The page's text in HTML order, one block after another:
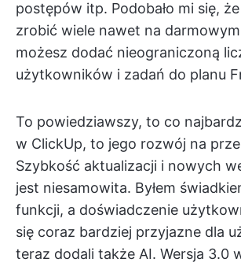
postępów itp. Podobało mi się, że
zrobić wiele nawet na
możesz dodać nieograniczoną
użytkowników i zadań do planu
To powiedziawszy, to co
w ClickUp, to jego rozwój na
Szybkość aktualizacji i nowych
jest niesamowita. Byłem
funkcji, a doświadczenie
się coraz bardziej przyjazne dla
teraz dodali także AI. Wersja 3.0